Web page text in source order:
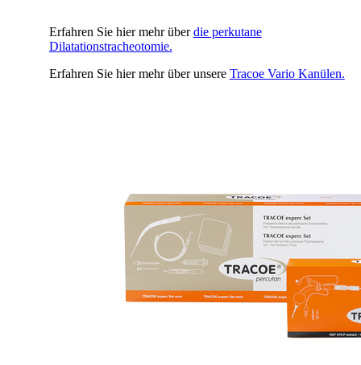
Erfahren Sie hier mehr überdie perkutane
Dilatationstracheotomie.
Erfahren Sie hier mehr über unsere Tracoe Vario Kanülen.